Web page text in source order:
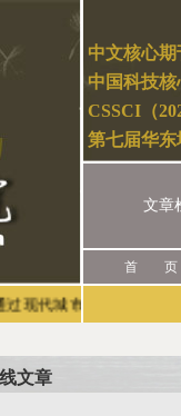
中文核心期
中国科技核
CSSCI（
第七届华
文章
首 页
现代城市研究官网（网
文章